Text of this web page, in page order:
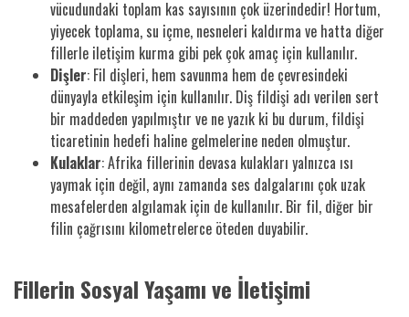
vücudundaki toplam kas sayısının çok üzerindedir! Hortum,
yiyecek toplama, su içme, nesneleri kaldırma ve hatta diğer
fillerle iletişim kurma gibi pek çok amaç için kullanılır.
Dişler: Fil dişleri, hem savunma hem de çevresindeki
dünyayla etkileşim için kullanılır. Diş fildişi adı verilen sert
bir maddeden yapılmıştır ve ne yazık ki bu durum, fildişi
ticaretinin hedefi haline gelmelerine neden olmuştur.
Kulaklar: Afrika fillerinin devasa kulakları yalnızca ısı
yaymak için değil, aynı zamanda ses dalgalarını çok uzak
mesafelerden algılamak için de kullanılır. Bir fil, diğer bir
filin çağrısını kilometrelerce öteden duyabilir.
Fillerin Sosyal Yaşamı ve İletişimi